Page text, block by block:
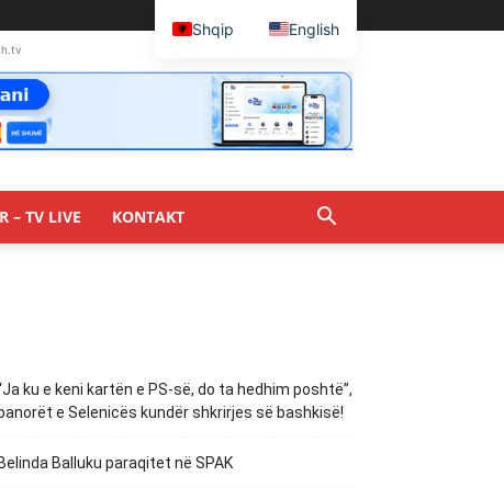
– TV LIVE KONTAKT
ku e keni kartën e PS-së, do ta hedhim poshtë”,
banorët e Selenicës kundër shkrirjes së bashkisë!
Belinda Balluku paraqitet në SPAK
Shqip English